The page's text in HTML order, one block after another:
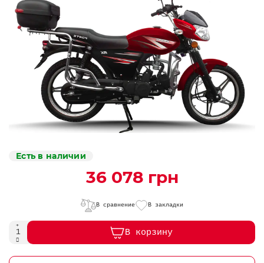
Есть в наличии
36 078 грн
В сравнение В закладки
В корзину